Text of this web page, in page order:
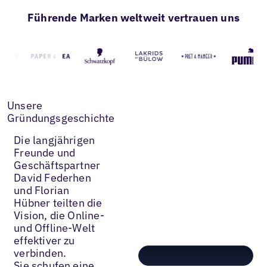
Führende Marken weltweit vertrauen uns
Unsere
Gründungsgeschichte
Die langjährigen
Freunde und
Geschäftspartner
David Federhen
und Florian
Hübner teilten die
Vision, die Online-
und Offline-Welt
effektiver zu
verbinden.